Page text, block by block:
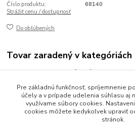
Číslo produktu:
68140
Strážiť cenu / dostupnosť
Do obľúbených
Tovar zaradený v kategóriách
Oblečenie jednorázové
Jednorazové rukavice
Pre základnú funkčnosť, spríjemnenie
účely a v prípade udelenia súhlasu aj
využívame súbory cookies.
cookies môžete kedykoľvek upraviť
stránok.